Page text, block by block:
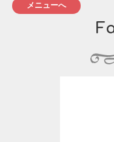
メニューへ